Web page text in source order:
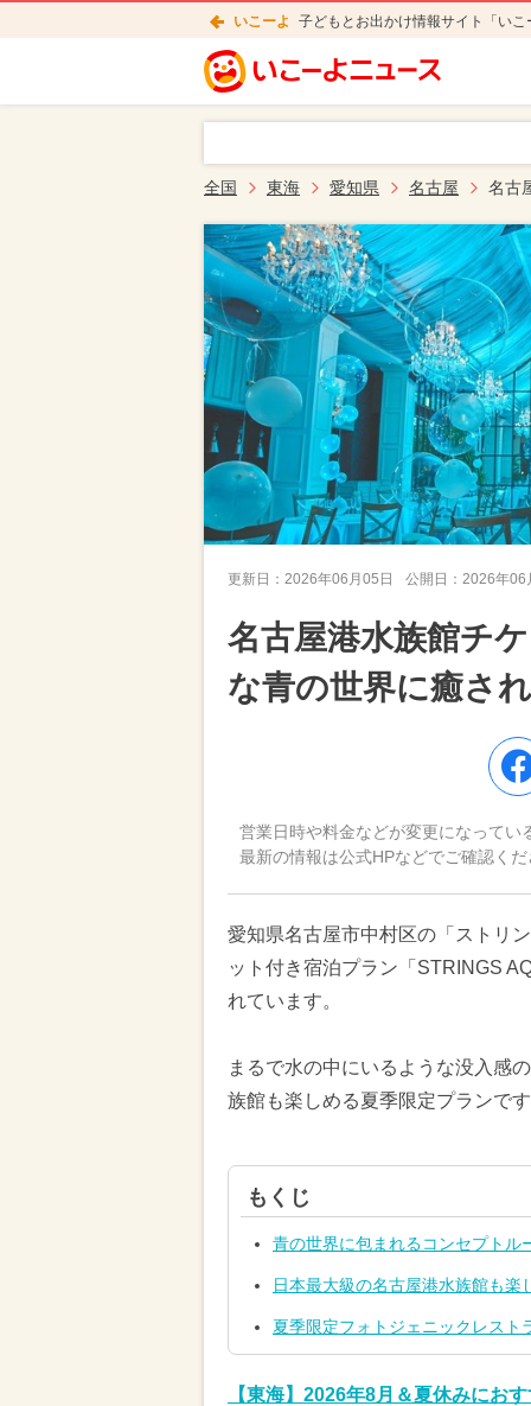
いこーよ 子どもとお出かけ情報サイト「い
全国 東海 愛知県 名古屋 名古
更新日： 2026年06月05日 公開日： 2026年06
名古屋港水族館チ
な青の世界に癒さ
営業日時や料金などが変更になってい
最新の情報は公式HPなどでご確認く
愛知県名古屋市中村区の「ストリ
ット付き宿泊プラン「STRINGS
れています。
まるで水の中にいるような没入感
族館も楽しめる夏季限定プランで
もくじ
青の世界に包まれるコンセプトル
日本最大級の名古屋港水族館も楽
夏季限定フォトジェニックレスト
【東海】2026年8月＆夏休みにお